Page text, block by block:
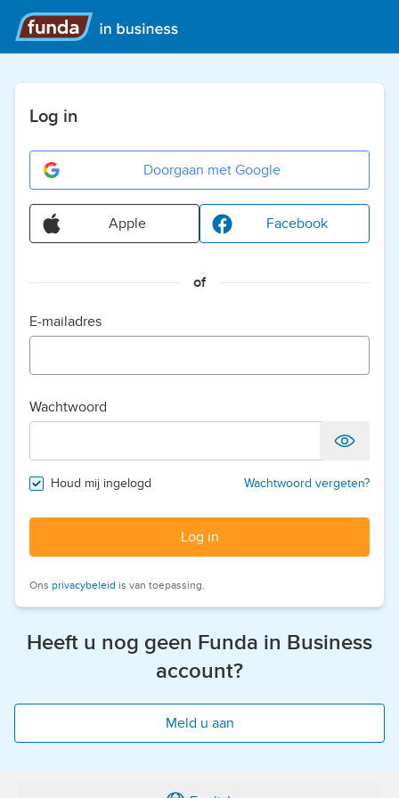
Log in
Doorgaan met Google
Apple Facebook
of
E-mailadres
Wachtwoord
Houd mij ingelogd Wachtwoord vergeten?
Log in
Ons privacybeleid is van toepassing.
Heeft u nog geen Funda in Business
account?
Meld u aan